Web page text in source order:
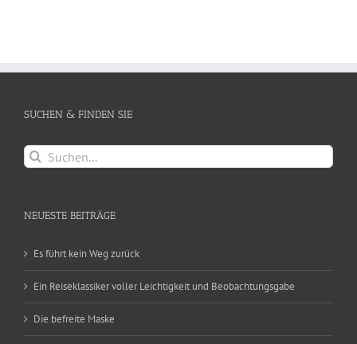
SUCHEN & FINDEN SIE
Suche
nach:
NEUESTE BEITRÄGE
Es führt kein Weg zurück
Ein Reiseklassiker voller Leichtigkeit und Beobachtungsgabe
Die befreite Maske